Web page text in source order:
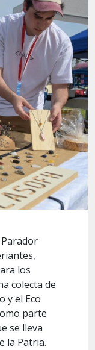
los
colecta de
y el Eco
parte
se lleva
la Patria.